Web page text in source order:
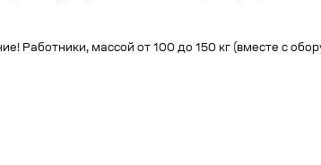
Работники, массой от 100 до 150 кг (вместе с